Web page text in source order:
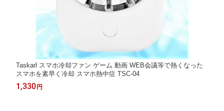
Taskarl スマホ冷却ファン ゲーム 動画 WEB会議等で熱くなった
スマホを素早く冷却 スマホ熱中症 TSC-04
1,330円